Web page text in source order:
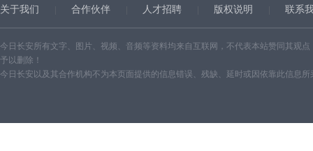
关于我们 合作伙伴 人才招聘 版权说明 联系
今日长安所有文字、图片、视频、音频等资料均来自互联网，不代表本站赞同其观
予以删除！
今日长安以及其合作机构不为本页面提供的信息错误、残缺、延时或因依靠此信息